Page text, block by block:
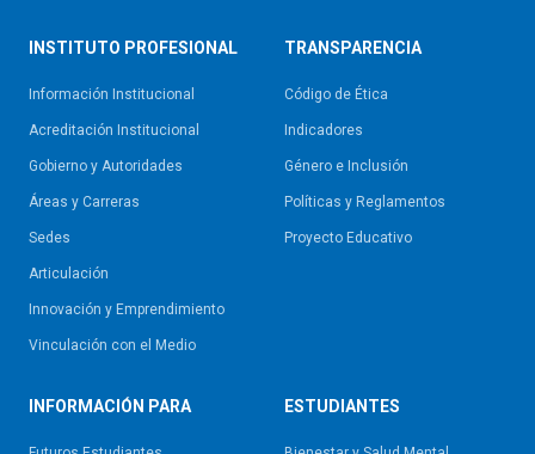
INSTITUTO PROFESIONAL
Información Institucional
Acreditación Institucional
Gobierno y Autoridades​
Áreas y Carreras
Sedes
Articulación
Innovación y Emprendimiento
Vinculación con el Medio
TRANSPARENCIA
Código de Ética
Indicadores
Género e Inclusión
Políticas y Reglamentos​
Proyecto Educativo
INFORMACIÓN PARA ESTUDIANTES